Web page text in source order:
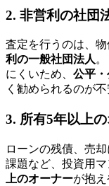
2. 非営利の社団
査定を行うのは、
利の一般社団法人
にくいため、 公平
く勧められるのが
3. 所有5年以上
ローンの残債、売
課題など、投資用マ
上のオーナーが抱